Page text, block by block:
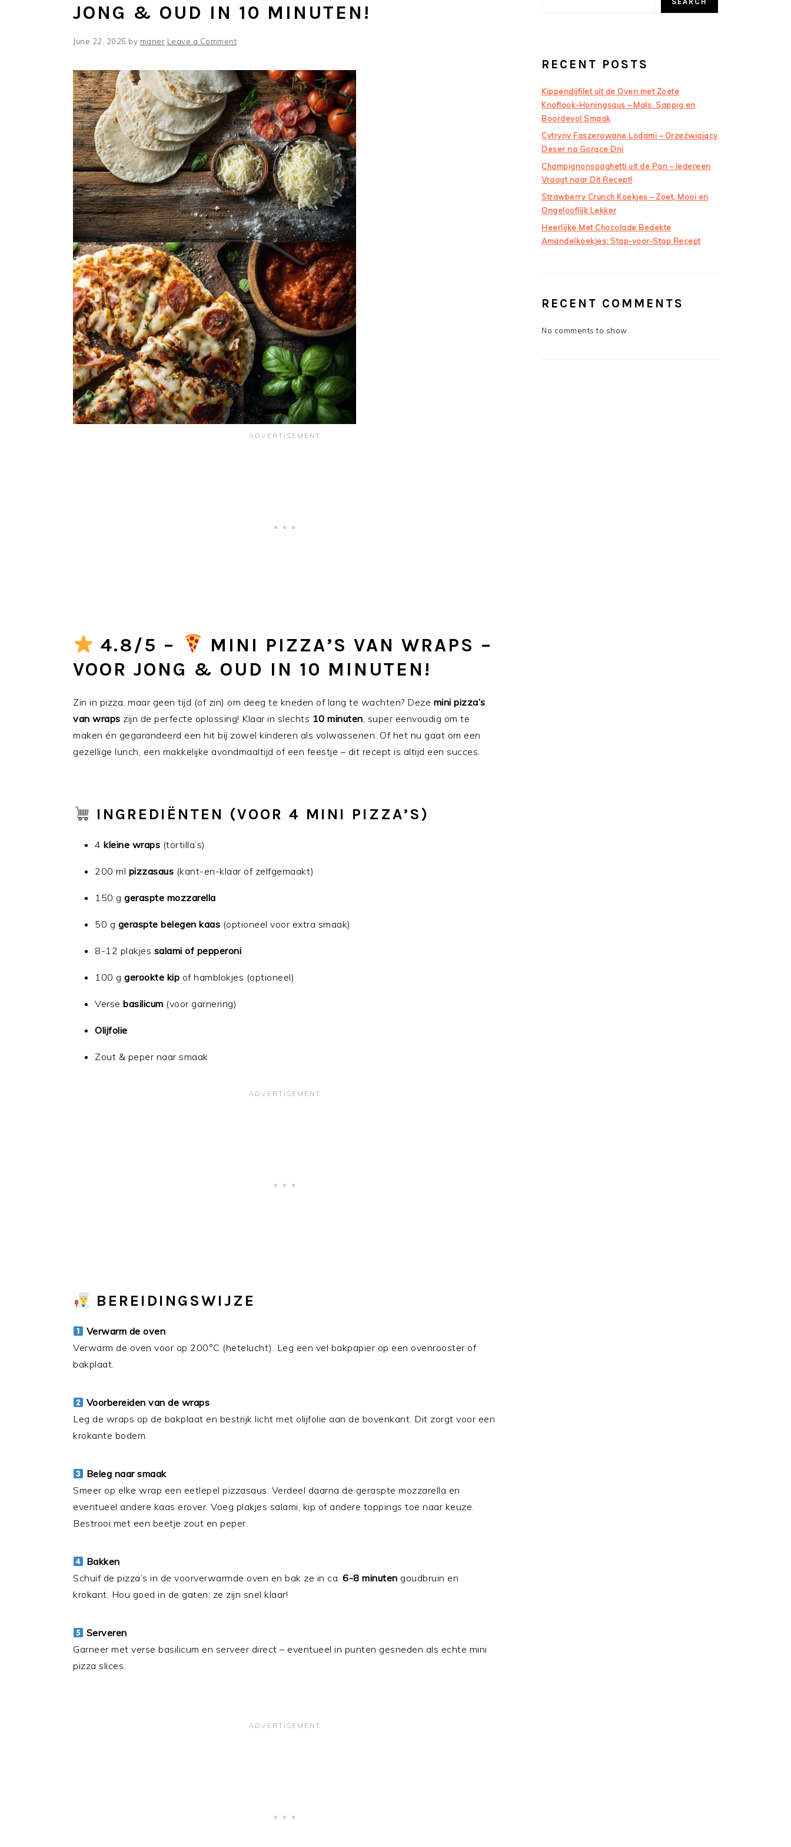
JONG & OUD IN 10 MINUTEN!
June 22, 2025 by maner Leave a Comment
4.8/5 –
MINI PIZZA’S VAN WRAPS –
VOOR JONG & OUD IN 10 MINUTEN!
Zin in pizza, maar geen tijd (of zin) om deeg te kneden of lang te wachten? Deze mini pizza’s
van wraps zijn de perfecte oplossing! Klaar in slechts 10 minuten, super eenvoudig om te
maken én gegarandeerd een hit bij zowel kinderen als volwassenen. Of het nu gaat om een
gezellige lunch, een makkelijke avondmaaltijd of een feestje – dit recept is altijd een succes.
INGREDIËNTEN (VOOR 4 MINI PIZZA’S)
4 kleine wraps (tortilla’s)
200 ml pizzasaus (kant-en-klaar of zelfgemaakt)
150 g geraspte mozzarella
50 g geraspte belegen kaas (optioneel voor extra smaak)
8-12 plakjes salami of pepperoni
100 g gerookte kip of hamblokjes (optioneel)
Verse basilicum (voor garnering)
Olijfolie
Zout & peper naar smaak
BEREIDINGSWIJZE
Verwarm de oven
Verwarm de oven voor op 200°C (hetelucht). Leg een vel bakpapier op een ovenrooster of
bakplaat.
Voorbereiden van de wraps
Leg de wraps op de bakplaat en bestrijk licht met olijfolie aan de bovenkant. Dit zorgt voor een
krokante bodem.
Beleg naar smaak
Smeer op elke wrap een eetlepel pizzasaus. Verdeel daarna de geraspte mozzarella en
eventueel andere kaas erover. Voeg plakjes salami, kip of andere toppings toe naar keuze.
Bestrooi met een beetje zout en peper.
Bakken
Schuif de pizza’s in de voorverwarmde oven en bak ze in ca. 6-8 minuten goudbruin en
krokant. Hou goed in de gaten: ze zijn snel klaar!
Serveren
Garneer met verse basilicum en serveer direct – eventueel in punten gesneden als echte mini
pizza slices.
RECENT POSTS
Kippendijfilet uit de Oven met Zoete
Knoflook-Honingsaus – Mals, Sappig en
Boordevol Smaak
Cytryny Faszerowane Lodami – Orzeźwiający
Deser na Gorące Dni
Champignonspaghetti uit de Pan – Iedereen
Vraagt naar Dit Recept!
Strawberry Crunch Koekjes – Zoet, Mooi en
Ongelooflijk Lekker
Heerlijke Met Chocolade Bedekte
Amandelkoekjes: Stap-voor-Stap Recept
RECENT COMMENTS
No comments to show.